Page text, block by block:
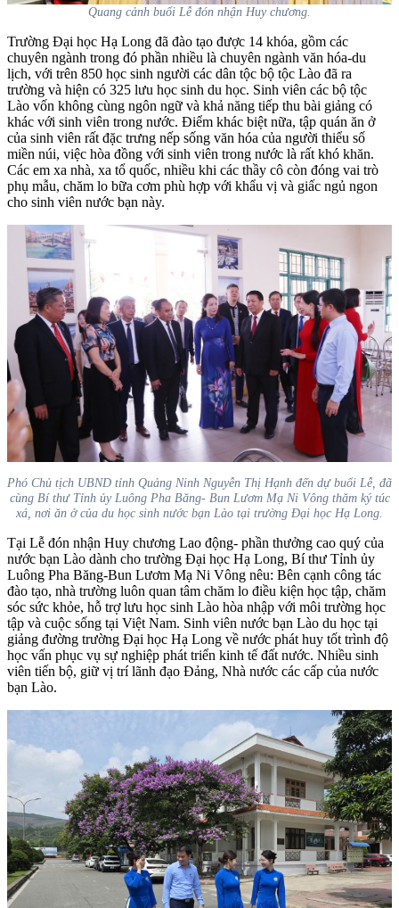
Quang cảnh buổi Lễ đón nhận Huy chương.
Trường Đại học Hạ Long đã đào tạo được 14 khóa, gồm các
chuyên ngành trong đó phần nhiều là chuyên ngành văn hóa-du
lịch, với trên 850 học sinh người các dân tộc bộ tộc Lào đã ra
trường và hiện có 325 lưu học sinh du học. Sinh viên các bộ tộc
Lào vốn không cùng ngôn ngữ và khả năng tiếp thu bài giảng có
khác với sinh viên trong nước. Điểm khác biệt nữa, tập quán ăn ở
của sinh viên rất đặc trưng nếp sống văn hóa của người thiểu số
miền núi, việc hòa đồng với sinh viên trong nước là rất khó khăn.
Các em xa nhà, xa tổ quốc, nhiều khi các thầy cô còn đóng vai trò
phụ mẫu, chăm lo bữa cơm phù hợp với khẩu vị và giấc ngủ ngon
cho sinh viên nước bạn này.
Phó Chủ tịch UBND tỉnh Quảng Ninh Nguyễn Thị Hạnh đến dự buổi Lễ, đã
cùng Bí thư Tỉnh ủy Luông Pha Băng- Bun Lươm Mạ Ni Vông thăm ký túc
xá, nơi ăn ở của du học sinh nước bạn Lào tại trường Đại học Hạ Long.
Tại Lễ đón nhận Huy chương Lao động- phần thưởng cao quý của
nước bạn Lào dành cho trường Đại học Hạ Long, Bí thư Tỉnh ủy
Luông Pha Băng-Bun Lươm Mạ Ni Vông nêu: Bên cạnh công tác
đào tạo, nhà trường luôn quan tâm chăm lo điều kiện học tập, chăm
sóc sức khỏe, hỗ trợ lưu học sinh Lào hòa nhập với môi trường học
tập và cuộc sống tại Việt Nam. Sinh viên nước bạn Lào du học tại
giảng đường trường Đại học Hạ Long về nước phát huy tốt trình độ
học vấn phục vụ sự nghiệp phát triển kinh tế đất nước. Nhiều sinh
viên tiến bộ, giữ vị trí lãnh đạo Đảng, Nhà nước các cấp của nước
bạn Lào.